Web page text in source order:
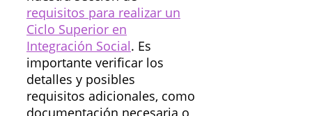
requisitos para realizar un
Ciclo Superior en
Integración Social. Es
importante verificar los
detalles y posibles
requisitos adicionales, como
documentación necesaria o